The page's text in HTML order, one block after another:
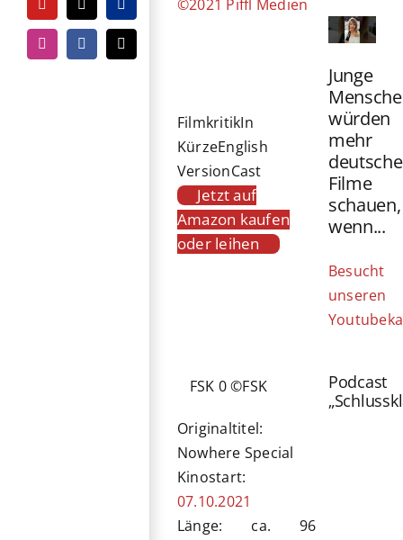
YouTubeTiktokPayPal
InstagramFacebook
E-
Mail
©2021 Piffl Medien
FilmkritikIn
KürzeEnglish
VersionCast
Jetzt auf
Amazon kaufen
oder leihen
FSK 0 ©FSK
Originaltitel:
Nowhere Special
Kinostart:
07.10.2021
Länge: ca. 96
Junge
würden
mehr
deutsche
Filme
schauen,
wenn...
Besucht
unseren
Podcast